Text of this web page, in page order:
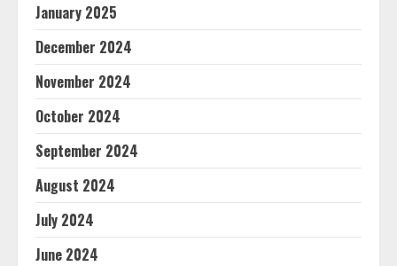
January 2025
December 2024
November 2024
October 2024
September 2024
August 2024
July 2024
June 2024